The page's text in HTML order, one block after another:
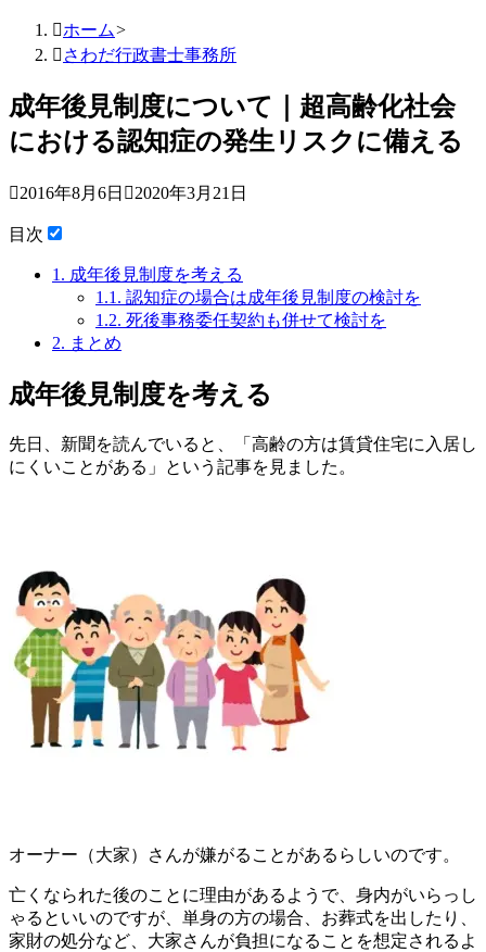
ホーム>
 さわだ行政書士事務所
成年後見制度について｜超高齢化社会
における認知症の発生リスクに備える
2016年8月6日 2020年3月21日
目次
1. 成年後見制度を考える
1.1. 認知症の場合は成年後見制度の検討を
1.2. 死後事務委任契約も併せて検討を
2. まとめ
成年後見制度を考える
先日、新聞を読んでいると、「高齢の方は賃貸住宅に入居し
にくいことがある」という記事を見ました。
オーナー（大家）さんが嫌がることがあるらしいのです。
亡くなられた後のことに理由があるようで、身内がいらっし
ゃるといいのですが、単身の方の場合、お葬式を出したり、
家財の処分など、大家さんが負担になることを想定されるよ